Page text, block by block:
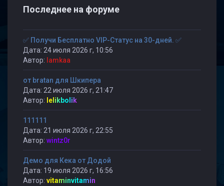
Последнее на форуме
✅ Получи Бесплатно VIP-Статус на 30-дней. ✅
Дата: 24 июля 2026 г, 10:56
Автор: lamkaa
от bratan для Шкипера
Дата: 22 июля 2026 г, 21:47
Автор: lelikbolik
111111
Дата: 21 июля 2026 г, 22:55
Автор: wintz0r
Демо для Кека от Додой
Дата: 19 июля 2026 г, 16:56
Автор: vitaminvitamin